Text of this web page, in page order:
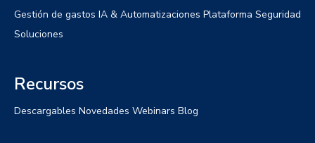
Gestión de gastos IA & Automatizaciones Plataforma Seguridad
Soluciones
Recursos
Descargables Novedades Webinars Blog